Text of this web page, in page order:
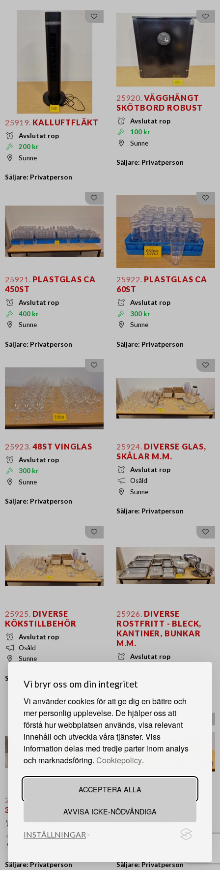
Vi bryr oss om din integritet
Vi använder cookies för att ge dig en bättre och
mer personlig upplevelse. De hjälper oss att
förstå hur webbplatsen används, visa relevant
innehåll och utveckla våra tjänster. Viss
information delas med tredje parter inom analys
och marknadsföring. Cookiepolicy.
ACCEPTERA ALLA
AVVISA ICKE-NÖDVÄNDIGA
INSTÄLLNINGAR
25919. KALLUFTFLÄKT
Avslutat rop
200 kr
Sunne
Säljare: Privatperson
25920. VÄGGHÄNGT
SKÖTBORD ROBUST
Avslutat rop
100 kr
Sunne
Säljare: Privatperson
25921. PLASTGLAS CA
450ST
Avslutat rop
400 kr
Sunne
Säljare: Privatperson
25922. PLASTGLAS CA
60ST
Avslutat rop
300 kr
Sunne
Säljare: Privatperson
25923. 48ST VINGLAS
Avslutat rop
300 kr
Sunne
Säljare: Privatperson
25924. DIVERSE GLAS,
SKÅLAR M.M.
Avslutat rop
Osåld
Sunne
Säljare: Privatperson
25925. DIVERSE
KÖKSTILLBEHÖR
Avslutat rop
Osåld
Sunne
Säljare: Privatperson
25926. DIVERSE
ROSTFRITT - BLECK,
KANTINER, BUNKAR
M.M.
Avslutat rop
Säljare: Privatperson
25927.
3ST LOCK
Avslutat rop
700 kr
Säljare: Privatperson
4ST GRYTOR -
3L, 5L,9L, 14L
Avslutat rop
Säljare: Privatperson